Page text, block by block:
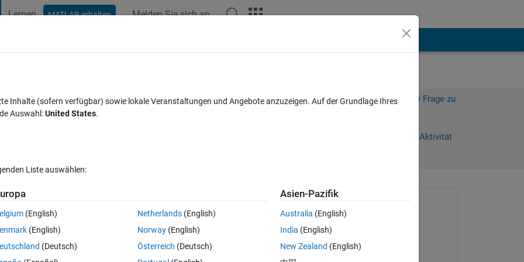
Lernen MATLAB erhalten Melden Sie sich an
Melden Sie sich an, um diese Frage zu
Anmelden, um Aktivität
with raspberry pi as broker.Im working on a project wherein message
using Mosquitto.
Sohan poul
am 18 Mär. 2021
Inhalte (sofern verfügbar) sowie lokale Veranstaltungen und Angebote anzuzeigen. Auf der Grundlage Ihres
Auswahl:United States.
Liste auswählen:
(English)
(English)
(Deutsch)
Netherlands(English)
Norway(English)
Österreich (Deutsch)
Asien-Pazifik
Australia (English)
India (English)
New Zealand (English)